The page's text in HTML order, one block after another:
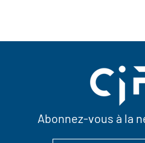
Abonnez-vous à la